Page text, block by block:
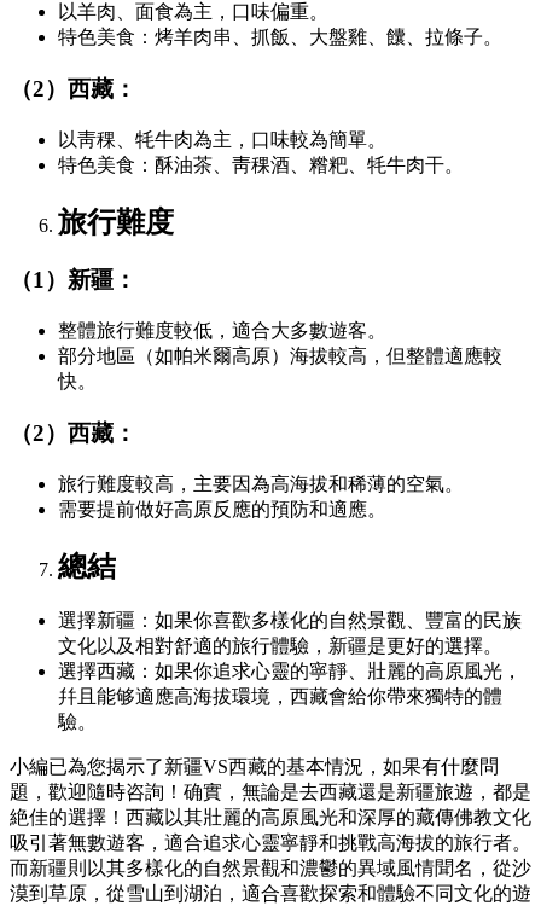
以羊肉、面食為主，口味偏重。
特色美食：烤羊肉串、抓飯、大盤雞、饢、拉條子。
（2）西藏：
以靑稞、牦牛肉為主，口味較為簡單。
特色美食：酥油茶、靑稞酒、糌粑、牦牛肉干。
旅行難度
（1）新疆：
整體旅行難度較低，適合大多數遊客。
部分地區（如帕米爾高原）海拔較高，但整體適應較
快。
（2）西藏：
旅行難度較高，主要因為高海拔和稀薄的空氣。
需要提前做好高原反應的預防和適應。
總結
選擇新疆：如果你喜歡多樣化的自然景觀、豐富的民族
文化以及相對舒適的旅行體驗，新疆是更好的選擇。
選擇西藏：如果你追求心靈的寧靜、壯麗的高原風光，
幷且能够適應高海拔環境，西藏會給你帶來獨特的體
驗。
小編已為您揭示了新疆VS西藏的基本情況，如果有什麼問
題，歡迎隨時咨詢！确實，無論是去西藏還是新疆旅遊，都是
絶佳的選擇！西藏以其壯麗的高原風光和深厚的藏傳佛教文化
吸引著無數遊客，適合追求心靈寧靜和挑戰高海拔的旅行者。
而新疆則以其多樣化的自然景觀和濃鬱的異域風情聞名，從沙
漠到草原，從雪山到湖泊，適合喜歡探索和體驗不同文化的遊